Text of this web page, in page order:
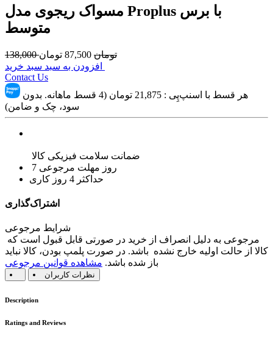
مسواک ریجوی مدل Proplus با برس
متوسط
138,000 تومان 87,500 تومان
Contact Us
هر قسط با اسنپ‌پِی : 21,875
تومان (4 قسط ماهانه. بدون
سود، چک و ضامن)
ضمانت سلامت فیزیکی کالا
7 روز مهلت مرجوعی
حداکثر 4 روز کاری
اشتراک‌گذاری
شرایط مرجوعی
کالا از حالت اولیه خارج نشده باشد. در صورت پلمپ بودن، کالا نباید
باز شده باشد. مشاهده قوانین مرجوعی
نظرات کاربران
Description
Ratings and Reviews